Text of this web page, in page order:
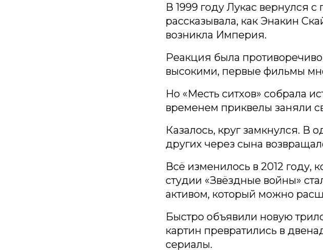
В 1999 году Лукас вернулся
рассказывала, как Энакин
возникла Империя.
Реакция была
высокими, первые фильмы
Но «Месть ситхов» собрала
временем приквелы заняли
Казалось, круг замкнулся. В
других через сына
Всё изменилось в 2012 году,
студии «Звёздные войны»
активом, который можно
Быстро объявили новую
картин превратились в
сериалы.